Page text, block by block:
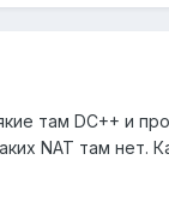
там DC++ и
NAT там нет.